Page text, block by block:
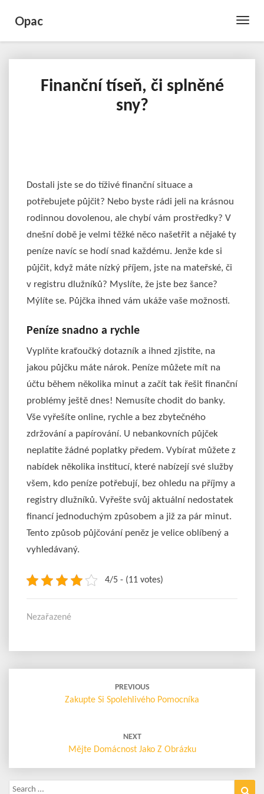
Toggle
Opac
Finanční
tíseň,
či
Finanční tíseň, či splněné
sny?
Dostali jste se do tíživé finanční situace a
potřebujete půjčit? Nebo byste rádi jeli na krásnou
rodinnou dovolenou, ale chybí vám prostředky? V
dnešní době je velmi těžké něco našetřit a nějaké ty
peníze navíc se hodí snad každému. Jenže kde si
půjčit, když máte nízký příjem, jste na mateřské, či
v registru dlužníků? Myslíte, že jste bez šance?
Mýlíte se. Půjčka ihned vám ukáže vaše možnosti.
Peníze snadno a rychle
Vyplňte kraťoučký dotazník a ihned zjistíte, na
jakou půjčku máte nárok. Peníze můžete mít na
účtu během několika minut a začít tak řešit finanční
problémy ještě dnes! Nemusíte chodit do banky.
Vše vyřešíte online, rychle a bez zbytečného
zdržování a papírování. U nebankovních půjček
neplatíte žádné poplatky předem. Vybírat můžete z
nabídek několika institucí, které nabízejí své služby
všem, kdo peníze potřebují, bez ohledu na příjmy a
registry dlužníků. Vyřešte svůj aktuální nedostatek
financí jednoduchým způsobem a již za pár minut.
Tento způsob půjčování peněz je velice oblíbený a
vyhledávaný.
4/5 - (11 votes)
Nezařazené
PREVIOUS
Zakupte Si Spolehlivého Pomocníka
NEXT
Mějte Domácnost Jako Z Obrázku
Search